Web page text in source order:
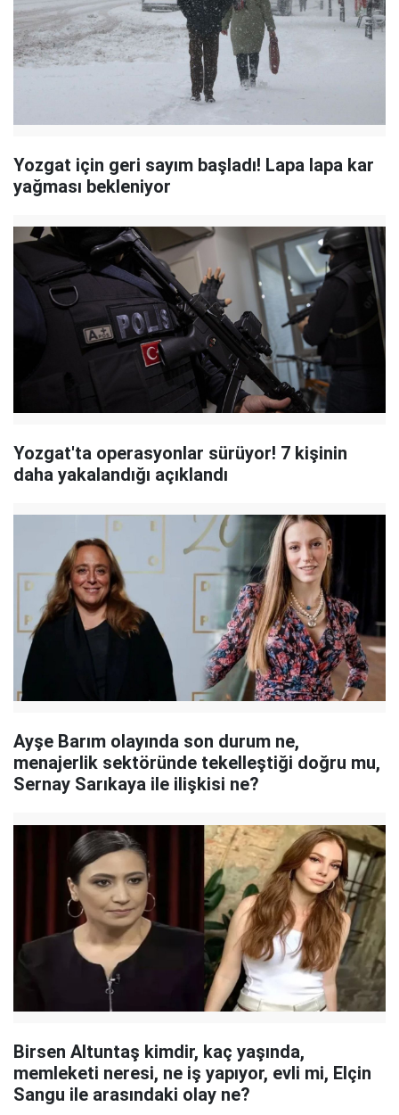
Yozgat için geri sayım başladı! Lapa lapa kar
yağması bekleniyor
Yozgat'ta operasyonlar sürüyor! 7 kişinin
daha yakalandığı açıklandı
Ayşe Barım olayında son durum ne,
menajerlik sektöründe tekelleştiği doğru mu,
Sernay Sarıkaya ile ilişkisi ne?
Birsen Altuntaş kimdir, kaç yaşında,
memleketi neresi, ne iş yapıyor, evli mi, Elçin
Sangu ile arasındaki olay ne?